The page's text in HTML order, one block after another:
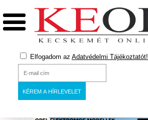
Elfogadom az Adatvédelmi Tájékoztatót!